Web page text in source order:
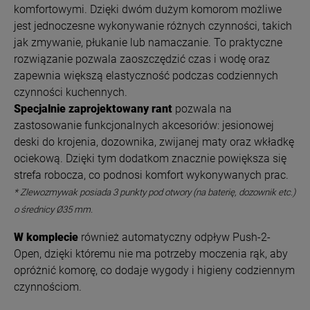
komfortowymi. Dzięki dwóm dużym komorom możliwe
jest jednoczesne wykonywanie różnych czynności, takich
jak zmywanie, płukanie lub namaczanie. To praktyczne
rozwiązanie pozwala zaoszczędzić czas i wodę oraz
zapewnia większą elastyczność podczas codziennych
czynności kuchennych.
Specjalnie zaprojektowany rant pozwala na
zastosowanie funkcjonalnych akcesoriów: jesionowej
deski do krojenia, dozownika, zwijanej maty oraz wkładkę
ociekową. Dzięki tym dodatkom znacznie powiększa się
strefa robocza, co podnosi komfort wykonywanych prac.
* Zlewozmywak posiada 3 punkty pod otwory (na baterię, dozownik etc.)
o średnicy Ø35 mm.
W komplecie również automatyczny odpływ Push-2-
Open, dzięki któremu nie ma potrzeby moczenia rąk, aby
opróżnić komorę, co dodaje wygody i higieny codziennym
czynnościom.